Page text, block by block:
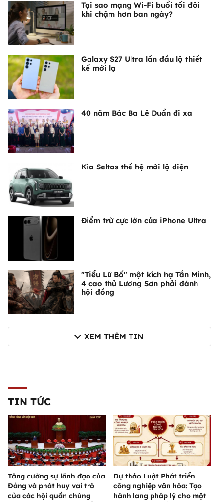
Tại sao mạng Wi-Fi buổi tối đôi
khi chậm hơn ban ngày?
Galaxy S27 Ultra lần đầu lộ thiết
kế mới lạ
40 năm Bác Ba Lê Duẩn đi xa
Kia Seltos thế hệ mới lộ diện
Điểm trừ cực lớn của iPhone Ultra
"Tiểu Lữ Bố" một kích hạ Tần Minh,
4 cao thủ Lương Sơn phải đánh
hội đồng
XEM THÊM TIN
TIN TỨC
Tăng cường sự lãnh đạo của
Đảng và phát huy vai trò
của các hội quần chúng
Dự thảo Luật Phát triển
công nghiệp văn hóa: Tạo
hành lang pháp lý cho một